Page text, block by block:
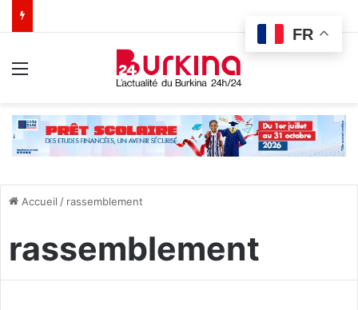
Accueil / rassemblement
rassemblement
FR